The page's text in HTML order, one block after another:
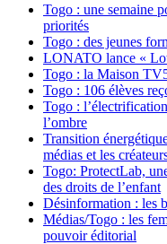
Togo : une semaine
priorités
Togo : des jeunes
LONATO lance «
Togo : la Maison
Togo : 106 élèves
Togo :
l’ombre
Transition
médias et les
Togo: ProtectLab,
des droits de l’enfant
Désinformation : les
Médias/Togo : les
pouvoir éditorial